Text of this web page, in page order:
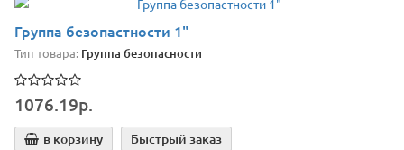
Группа безопастности 1"
Тип товара: Группа безопасности
1076.19р.
в корзину Быстрый заказ